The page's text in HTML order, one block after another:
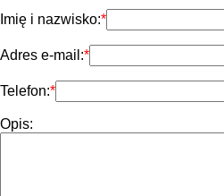
Imię i nazwisko:
Adres e-mail:
Telefon:
Opis: